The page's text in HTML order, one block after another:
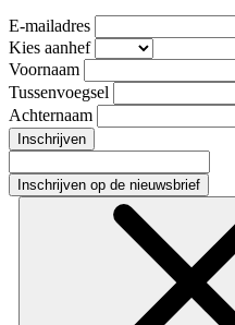
E-mailadres
Kies aanhef
Voornaam
Tussenvoegsel
Achternaam
Inschrijven
Inschrijven op de nieuwsbrief